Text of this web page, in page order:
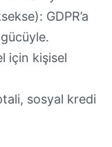
GDPR’a
için kişisel
sosyal kredi